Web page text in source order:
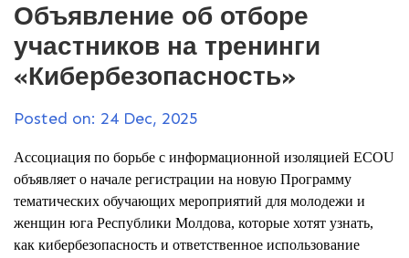
Объявление об отборе
участников на тренинги
«Кибербезопасность»
Posted on: 24 Dec, 2025
Ассоциация по борьбе с информационной изоляцией ECOU
объявляет о начале регистрации на новую Программу
тематических обучающих мероприятий для молодежи и
женщин юга Республики Молдова, которые хотят узнать,
как кибербезопасность и ответственное использование